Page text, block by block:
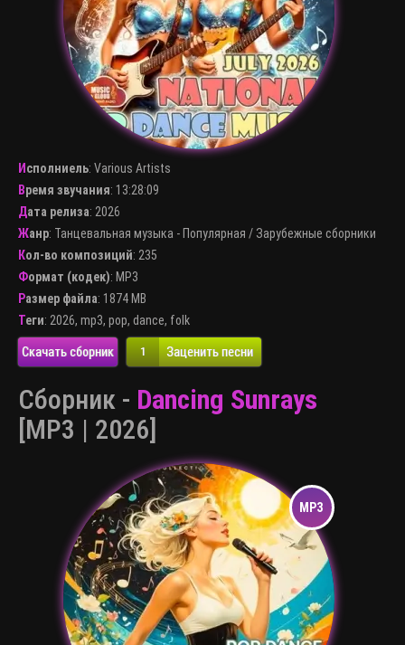
Исполниель: Various Artists
Время звучания: 13:28:09
Дата релиза: 2026
Жанр: Танцевальная музыка - Популярная / Зарубежные сборники
Кол-во композиций: 235
Формат (кодек): MP3
Размер файла: 1874 MB
Теги: 2026, mp3, pop, dance, folk
Скачать сборник 1 Заценить песни
Сборник - Dancing Sunrays
[MP3 | 2026]